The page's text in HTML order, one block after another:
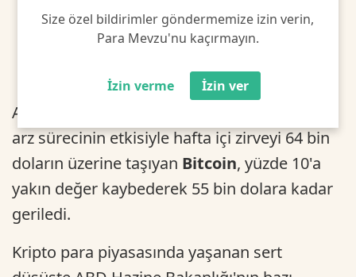
Size özel bildirimler göndermemize izin verin,
Para Mevzu'nu kaçırmayın.
İzin verme İzin ver
ABD'li kripto para borsası Coinbase'in halka
arz sürecinin etkisiyle hafta içi zirveyi 64 bin
doların üzerine taşıyan Bitcoin, yüzde 10'a
yakın değer kaybederek 55 bin dolara kadar
geriledi.
Kripto para piyasasında yaşanan sert